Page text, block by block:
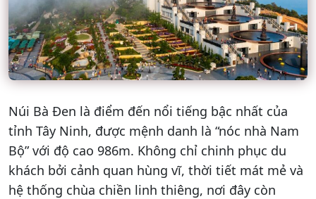
Núi Bà Đen là điểm đến nổi tiếng bậc nhất của
tỉnh Tây Ninh, được mệnh danh là “nóc nhà Nam
Bộ” với độ cao 986m. Không chỉ chinh phục du
khách bởi cảnh quan hùng vĩ, thời tiết mát mẻ và
hệ thống chùa chiền linh thiêng, nơi đây còn